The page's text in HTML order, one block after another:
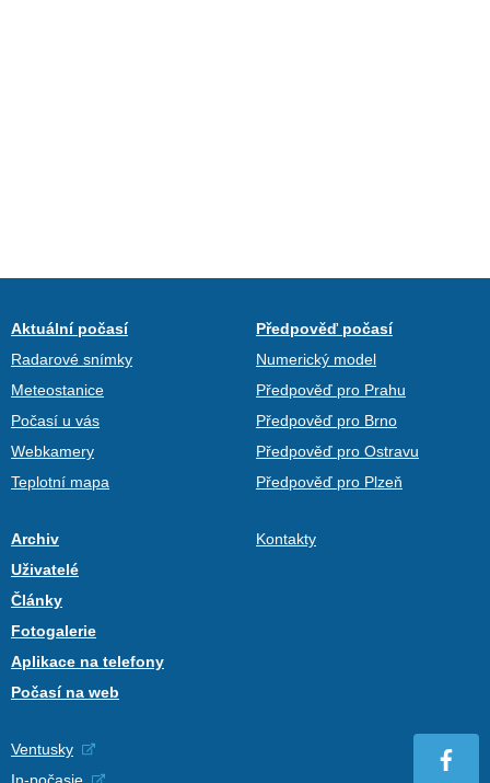
Aktuální počasí
Radarové snímky
Meteostanice
Počasí u vás
Webkamery
Teplotní mapa
Předpověď počasí
Numerický model
Předpověď pro Prahu
Předpověď pro Brno
Předpověď pro Ostravu
Předpověď pro Plzeň
Archiv
Uživatelé
Články
Fotogalerie
Aplikace na telefony
Počasí na web
Kontakty
Ventusky